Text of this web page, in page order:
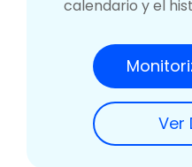
calendario y el
Ver